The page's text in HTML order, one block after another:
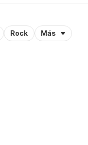
Rock Más